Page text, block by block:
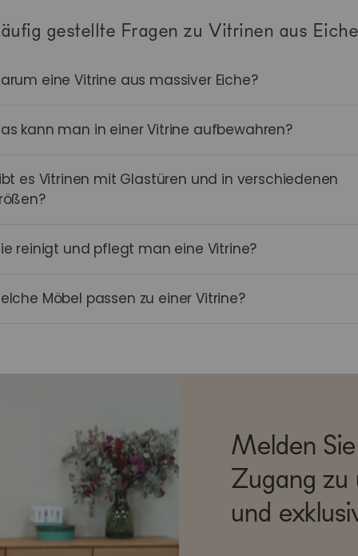
gestellte Fragen zu Vitrinen aus Eiche
eine Vitrine aus massiver Eiche?
kann man in einer Vitrine aufbewahren?
es Vitrinen mit Glastüren und in verschiedenen
reinigt und pflegt man eine Vitrine?
Möbel passen zu einer Vitrine?
Melden
Zugang zu
und